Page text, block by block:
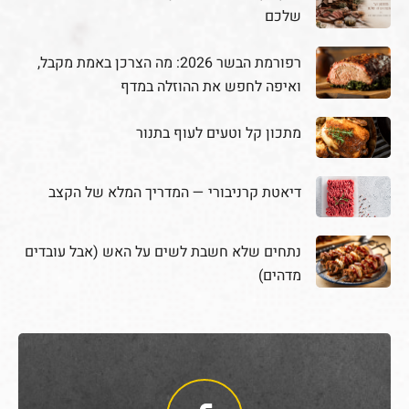
שלכם
רפורמת הבשר 2026: מה הצרכן באמת מקבל,
ואיפה לחפש את ההוזלה במדף
מתכון קל וטעים לעוף בתנור
דיאטת קרניבורי — המדריך המלא של הקצב
נתחים שלא חשבת לשים על האש (אבל עובדים
מדהים)